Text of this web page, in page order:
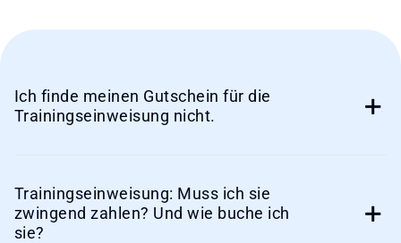
Ich finde meinen Gutschein für die
Trainingseinweisung nicht.
Trainingseinweisung: Muss ich sie
zwingend zahlen? Und wie buche ich
sie?